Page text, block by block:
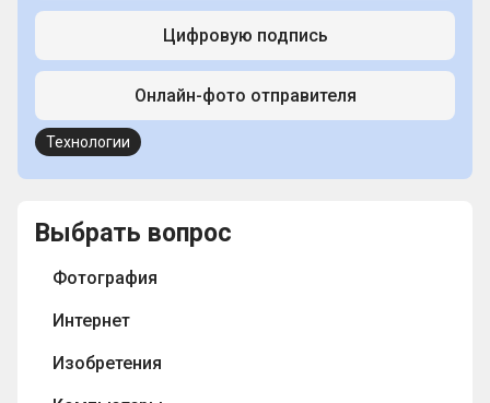
Цифровую подпись
Онлайн-фото отправителя
Технологии
Выбрать вопрос
Фотография
Интернет
Изобретения